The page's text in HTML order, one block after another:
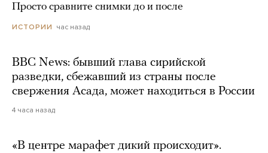
Просто сравните снимки до и после
ИСТОРИИ час назад
BBC News: бывший глава сирийской
разведки, сбежавший из страны после
свержения Асада, может находиться в России
4 часа назад
«В центре марафет дикий происходит».